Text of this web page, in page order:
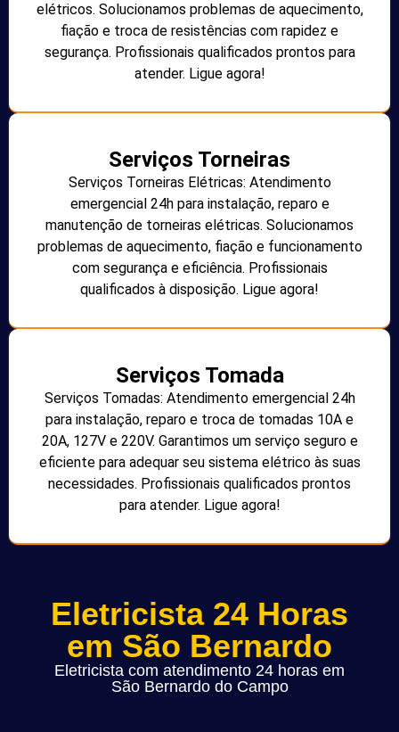
elétricos. Solucionamos problemas de aquecimento,
fiação e troca de resistências com rapidez e
segurança. Profissionais qualificados prontos para
atender. Ligue agora!
Serviços Torneiras
Serviços Torneiras Elétricas: Atendimento
emergencial 24h para instalação, reparo e
manutenção de torneiras elétricas. Solucionamos
problemas de aquecimento, fiação e funcionamento
com segurança e eficiência. Profissionais
qualificados à disposição. Ligue agora!
Serviços Tomada
Serviços Tomadas: Atendimento emergencial 24h
para instalação, reparo e troca de tomadas 10A e
20A, 127V e 220V. Garantimos um serviço seguro e
eficiente para adequar seu sistema elétrico às suas
necessidades. Profissionais qualificados prontos
para atender. Ligue agora!
Eletricista 24 Horas
em São Bernardo
Eletricista com atendimento 24 horas em
São Bernardo do Campo